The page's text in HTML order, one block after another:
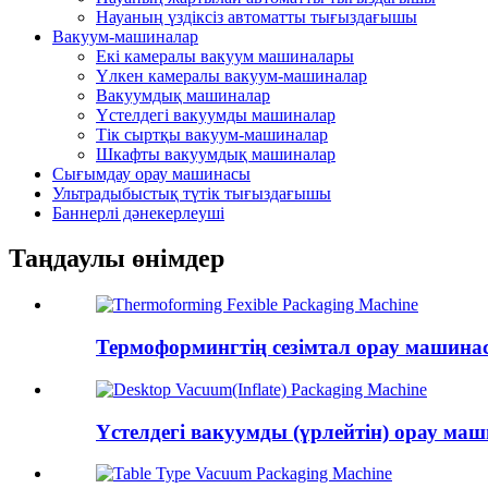
Науаның үздіксіз автоматты тығыздағышы
Вакуум-машиналар
Екі камералы вакуум машиналары
Үлкен камералы вакуум-машиналар
Вакуумдық машиналар
Үстелдегі вакуумды машиналар
Тік сыртқы вакуум-машиналар
Шкафты вакуумдық машиналар
Сығымдау орау машинасы
Ультрадыбыстық түтік тығыздағышы
Баннерлі дәнекерлеуші
Таңдаулы өнімдер
Термоформингтің сезімтал орау
Үстелдегі вакуумды (үрлейтін) орау